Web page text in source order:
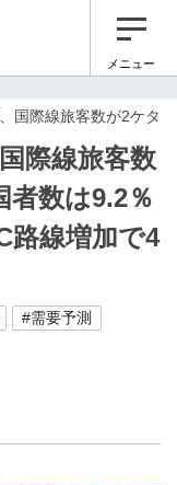
メニュー
国際線旅客数が2ケタ
際線旅客数
者数は9.2％
路線増加で4
#需要予測